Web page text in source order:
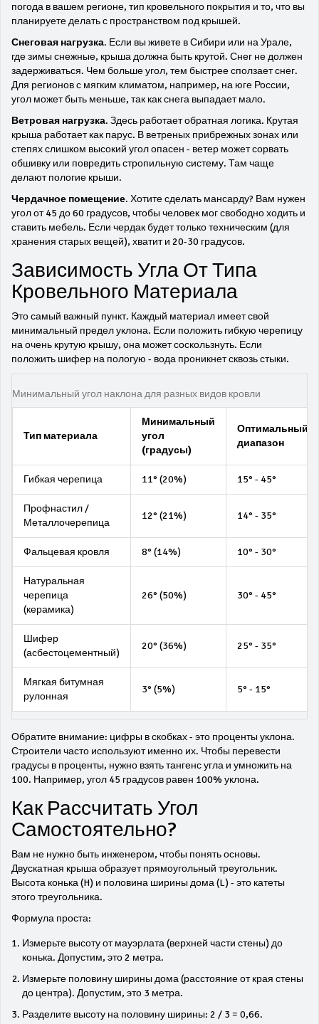
погода в вашем регионе, тип кровельного покрытия и то, что вы
планируете делать с пространством под крышей.
Снеговая нагрузка. Если вы живете в Сибири или на Урале,
где зимы снежные, крыша должна быть крутой. Снег не должен
задерживаться. Чем больше угол, тем быстрее сползает снег.
Для регионов с мягким климатом, например, на юге России,
угол может быть меньше, так как снега выпадает мало.
Ветровая нагрузка. Здесь работает обратная логика. Крутая
крыша работает как парус. В ветреных прибрежных зонах или
степях слишком высокий угол опасен - ветер может сорвать
обшивку или повредить стропильную систему. Там чаще
делают пологие крыши.
Чердачное помещение. Хотите сделать мансарду? Вам нужен
угол от 45 до 60 градусов, чтобы человек мог свободно ходить и
ставить мебель. Если чердак будет только техническим (для
хранения старых вещей), хватит и 20-30 градусов.
Зависимость Угла От Типа
Кровельного Материала
Это самый важный пункт. Каждый материал имеет свой
минимальный предел уклона. Если положить гибкую черепицу
на очень крутую крышу, она может соскользнуть. Если
положить шифер на пологую - вода проникнет сквозь стыки.
Минимальный угол наклона для разных видов кровли
Тип материала
Минимальный
угол
(градусы)
Оптимальный
диапазон
Гибкая черепица 11° (20%) 15° - 45°
Профнастил /
Металлочерепица
12° (21%) 14° - 35°
Фальцевая кровля 8° (14%) 10° - 30°
Натуральная
черепица
(керамика)
26° (50%) 30° - 45°
Шифер
(асбестоцементный)
20° (36%) 25° - 35°
Мягкая битумная
рулонная
3° (5%) 5° - 15°
Обратите внимание: цифры в скобках - это проценты уклона.
Строители часто используют именно их. Чтобы перевести
градусы в проценты, нужно взять тангенс угла и умножить на
100. Например, угол 45 градусов равен 100% уклона.
Как Рассчитать Угол
Самостоятельно?
Вам не нужно быть инженером, чтобы понять основы.
Двускатная крыша образует прямоугольный треугольник.
Высота конька (H) и половина ширины дома (L) - это катеты
этого треугольника.
Формула проста:
Измерьте высоту от мауэрлата (верхней части стены) до
конька. Допустим, это 2 метра.
Измерьте половину ширины дома (расстояние от края стены
до центра). Допустим, это 3 метра.
Разделите высоту на половину ширины: 2 / 3 = 0,66.